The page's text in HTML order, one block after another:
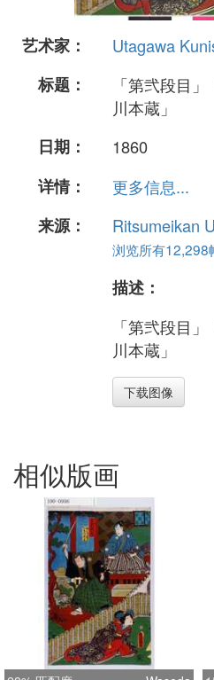
艺术家：
Utagawa
标题：
「第弐段目
川本蔵」
日期：
1860
详情：
更多信息...
来源：
Ritsumeikan
浏览所有12,298
描述：
「第弐段目
川本蔵」
下载图像
相似版画